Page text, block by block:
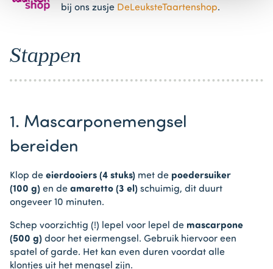
bij ons zusje DeLeuksteTaartenshop.
Stappen
1. Mascarponemengsel
bereiden
Klop de eierdooiers (4 stuks) met de poedersuiker
(100 g) en de amaretto (3 el) schuimig, dit duurt
ongeveer 10 minuten.
Schep voorzichtig (!) lepel voor lepel de mascarpone
(500 g) door het eiermengsel. Gebruik hiervoor een
spatel of garde. Het kan even duren voordat alle
klontjes uit het mengsel zijn.